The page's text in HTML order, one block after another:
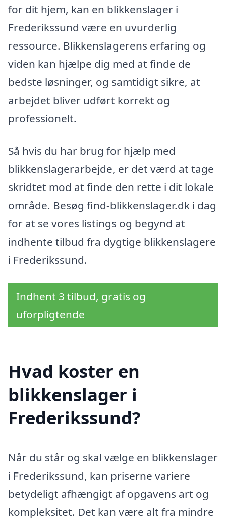
for dit hjem, kan en blikkenslager i
Frederikssund være en uvurderlig
ressource. Blikkenslagerens erfaring og
viden kan hjælpe dig med at finde de
bedste løsninger, og samtidigt sikre, at
arbejdet bliver udført korrekt og
professionelt.
Så hvis du har brug for hjælp med
blikkenslagerarbejde, er det værd at tage
skridtet mod at finde den rette i dit lokale
område. Besøg find-blikkenslager.dk i dag
for at se vores listings og begynd at
indhente tilbud fra dygtige blikkenslagere
i Frederikssund.
Indhent 3 tilbud, gratis og
uforpligtende
Hvad koster en
blikkenslager i
Frederikssund?
Når du står og skal vælge en blikkenslager
i Frederikssund, kan priserne variere
betydeligt afhængigt af opgavens art og
kompleksitet. Det kan være alt fra mindre